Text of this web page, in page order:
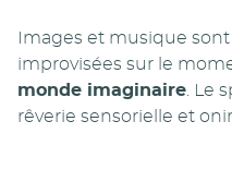
Images et musique
improvisées sur le
monde imaginaire. Le
rêverie sensorielle et